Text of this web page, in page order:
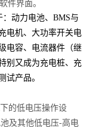
件界面。
：动力电池、BMS与
电机、大功率开关电
电容、电流器件（继
别又成为充电桩、充
试产品。
的低电压操作设
及其他低电压-高电